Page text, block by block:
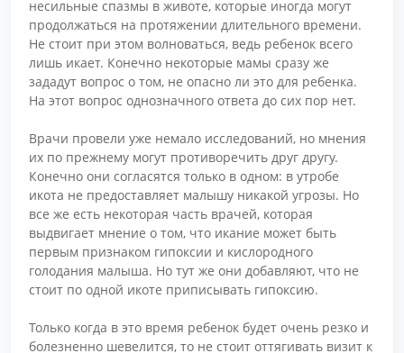
несильные спазмы в животе, которые иногда могут
продолжаться на протяжении длительного времени.
Не стоит при этом волноваться, ведь ребенок всего
лишь икает. Конечно некоторые мамы сразу же
зададут вопрос о том, не опасно ли это для ребенка.
На этот вопрос однозначного ответа до сих пор нет.
Врачи провели уже немало исследований, но мнения
их по прежнему могут противоречить друг другу.
Конечно они согласятся только в одном: в утробе
икота не предоставляет малышу никакой угрозы. Но
все же есть некоторая часть врачей, которая
выдвигает мнение о том, что икание может быть
первым признаком гипоксии и кислородного
голодания малыша. Но тут же они добавляют, что не
стоит по одной икоте приписывать гипоксию.
Только когда в это время ребенок будет очень резко и
болезненно шевелится, то не стоит оттягивать визит к